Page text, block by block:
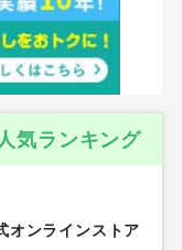
気ランキング
オンラインストア